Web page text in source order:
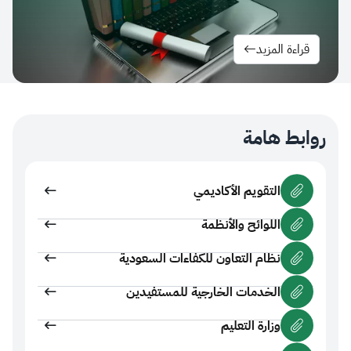
المزيد
هامة
التقويم الأكاديمي
اللوائح والأنظمة
نظام التعاون للكفاءات السعودية
الخدمات الخارجية للمستفيدين
وزارة التعليم